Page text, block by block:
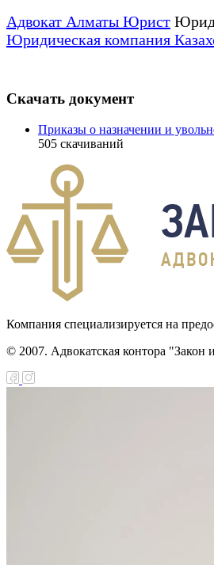
Адвокат Алматы Юрист
Юридическая компания
Скачать документ
Приказы о назначении и
505 скачиваний
Компания специализируется на
© 2007. Адвокатская контора